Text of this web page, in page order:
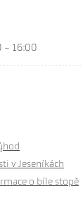
- 16:00
v Jeseníkách
o bíle stopě